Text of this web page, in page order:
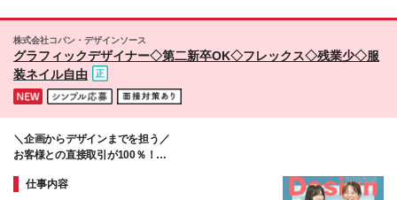
株式会社コパン・デザインソース
グラフィックデザイナー◇第二新卒OK◇フレックス◇残業少◇服
装ネイル自由
＼企画からデザインまでを担う／
お客様との直接取引が100％！
仕事内容